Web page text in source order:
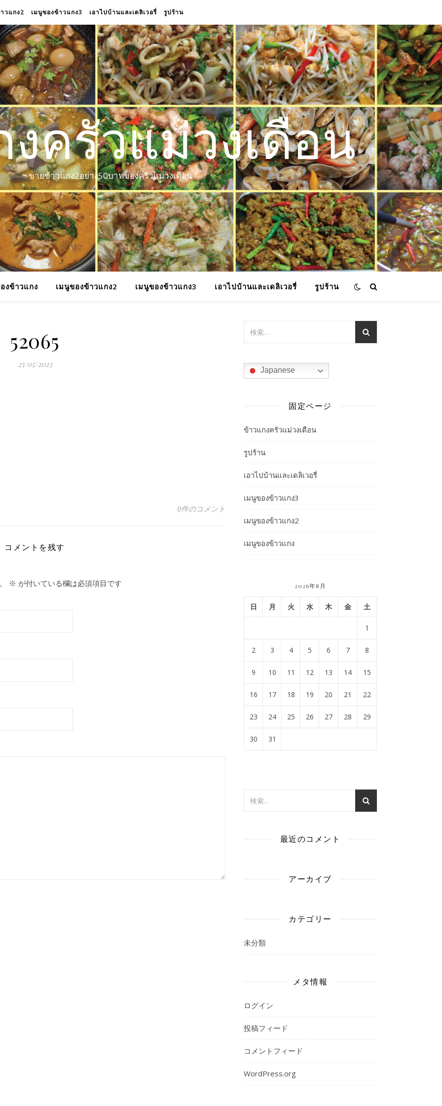
วแกง2 เมนูของข้าวแกง3 เอาไปบ้านและเดลิเวอรี่ รูปร้าน
ครัวแม่วงเดือน
ขายข้าวแกง2อย่าง50บาทของครัวแม่วงเดือน
งข้าวแกง เมนูของข้าวแกง2 เมนูของข้าวแกง3 เอาไปบ้านและเดลิเวอรี่ รูปร้าน
52065
25/05/2023
0件のコメント
コメントを残す
※ が付いている欄は必須項目です
Japanese
固定ページ
ข้าวแกงครัวแม่วงเดือน
รูปร้าน
เอาไปบ้านและเดลิเวอรี่
เมนูของข้าวแกง3
เมนูของข้าวแกง2
เมนูของข้าวแกง
2026年8月
日 月 火 水 木 金 土
1
2 3 4 5 6 7 8
9 10 11 12 13 14 15
16 17 18 19 20 21 22
23 24 25 26 27 28 29
30 31
最近のコメント
アーカイブ
カテゴリー
未分類
メタ情報
ログイン
投稿フィード
コメントフィード
WordPress.org